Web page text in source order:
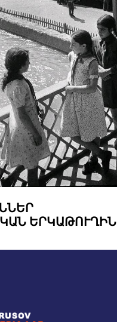
ԵՐԿԱԹՈՒՂԻՆ